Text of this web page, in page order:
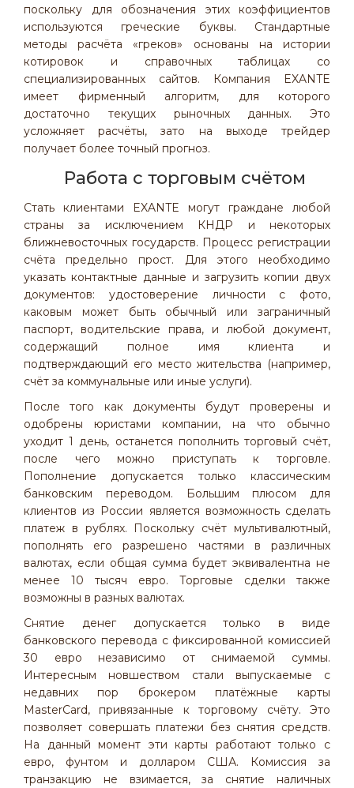
поскольку для обозначения этих коэффициентов
используются греческие буквы. Стандартные
методы расчёта «греков» основаны на истории
котировок и справочных таблицах со
специализированных сайтов. Компания EXANTE
имеет фирменный алгоритм, для которого
достаточно текущих рыночных данных. Это
усложняет расчёты, зато на выходе трейдер
получает более точный прогноз.
Работа с торговым счётом
Стать клиентами EXANTE могут граждане любой
страны за исключением КНДР и некоторых
ближневосточных государств. Процесс регистрации
счёта предельно прост. Для этого необходимо
указать контактные данные и загрузить копии двух
документов: удостоверение личности с фото,
каковым может быть обычный или заграничный
паспорт, водительские права, и любой документ,
содержащий полное имя клиента и
подтверждающий его место жительства (например,
счёт за коммунальные или иные услуги).
После того как документы будут проверены и
одобрены юристами компании, на что обычно
уходит 1 день, останется пополнить торговый счёт,
после чего можно приступать к торговле.
Пополнение допускается только классическим
банковским переводом. Большим плюсом для
клиентов из России является возможность сделать
платеж в рублях. Поскольку счёт мультивалютный,
пополнять его разрешено частями в различных
валютах, если общая сумма будет эквивалентна не
менее 10 тысяч евро. Торговые сделки также
возможны в разных валютах.
Снятие денег допускается только в виде
банковского перевода с фиксированной комиссией
30 евро независимо от снимаемой суммы.
Интересным новшеством стали выпускаемые с
недавних пор брокером платёжные карты
MasterCard, привязанные к торговому счёту. Это
позволяет совершать платежи без снятия средств.
На данный момент эти карты работают только с
евро, фунтом и долларом США. Комиссия за
транзакцию не взимается, за снятие наличных